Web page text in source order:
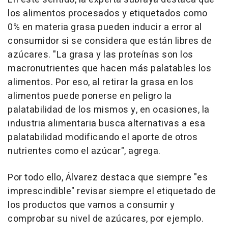
los alimentos procesados y etiquetados como
0% en materia grasa pueden inducir a error al
consumidor si se considera que están libres de
azúcares. "La grasa y las proteínas son los
macronutrientes que hacen más palatables los
alimentos. Por eso, al retirar la grasa en los
alimentos puede ponerse en peligro la
palatabilidad de los mismos y, en ocasiones, la
industria alimentaria busca alternativas a esa
palatabilidad modificando el aporte de otros
nutrientes como el azúcar", agrega.
Por todo ello, Álvarez destaca que siempre "es
imprescindible" revisar siempre el etiquetado de
los productos que vamos a consumir y
comprobar su nivel de azúcares, por ejemplo.